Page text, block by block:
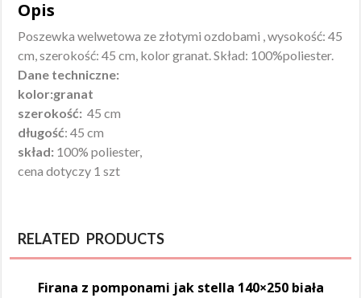
Opis
Poszewka welwetowa ze złotymi ozdobami , wysokość: 45
cm, szerokość: 45 cm, kolor granat. Skład: 100%poliester.
Dane techniczne:
kolor:granat
szerokość: 45 cm
długość: 45 cm
skład: 100% poliester,
cena dotyczy 1 szt
RELATED PRODUCTS
Firana z pomponami jak stella 140×250 biała